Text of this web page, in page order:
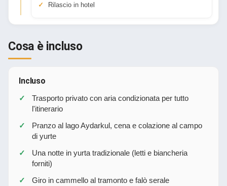
Rilascio in hotel
Cosa è incluso
Incluso
Trasporto privato con aria condizionata per tutto
l'itinerario
Pranzo al lago Aydarkul, cena e colazione al campo
di yurte
Una notte in yurta tradizionale (letti e biancheria
forniti)
Giro in cammello al tramonto e falò serale